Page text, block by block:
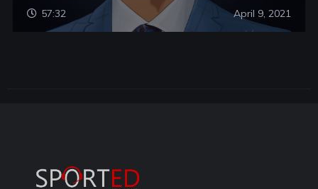
57:32 April 9, 2021